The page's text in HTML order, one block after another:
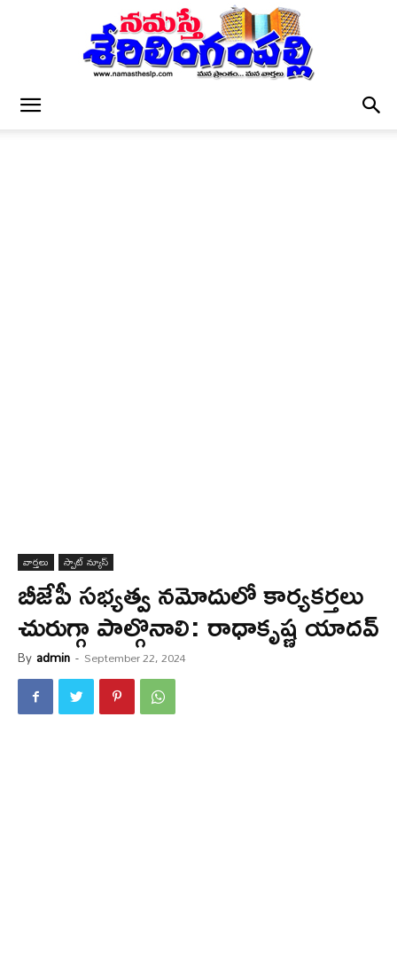
వార్త‌లు స్పాట్ న్యూస్
బీజేపీ స‌భ్య‌త్వ న‌మోదులో కార్య‌క‌ర్త‌లు
చురుగ్గా పాల్గొనాలి: రాధాకృష్ణ యాద‌వ్
By admin - September 22, 2024